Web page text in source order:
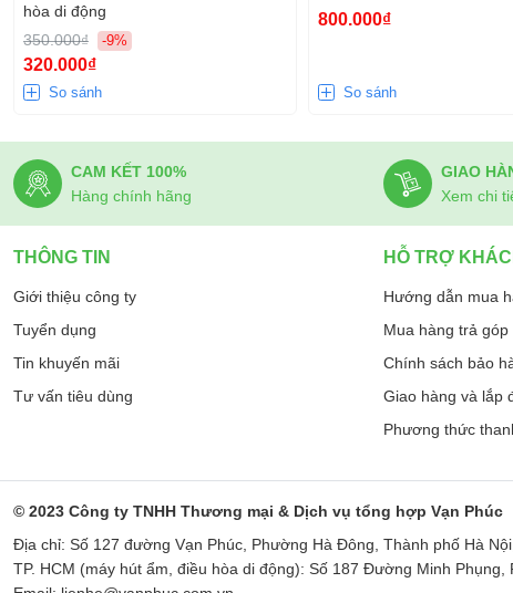
hòa di động
350.000₫
-9%
320.000₫
So sánh
800.000₫
So sánh
CAM KẾT 100%
Hàng chính hãng
GIAO
Xem chi
THÔNG TIN
Giới thiệu công ty
Tuyển dụng
Tin khuyến mãi
Tư vấn tiêu dùng
HỖ TRỢ
Hướng dẫn mua
Mua hàng trả góp
Chính sách bảo
Giao hàng và lắp
Phương thức
© 2023 Công ty TNHH Thương mại & Dịch vụ tổng hợp Vạn Phúc
Địa chỉ: Số 127 đường Vạn Phúc, Phường Hà Đông, Thành phố Hà
TP. HCM (máy hút ẩm, điều hòa di động): Số 187 Đường Minh Phụng,